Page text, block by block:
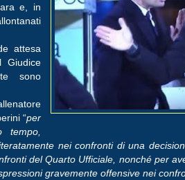
e, in
attesa
Giudice
sono
“per
tempo,
nei confronti di una
del Quarto Ufficiale, nonché per
gravemente offensive nei